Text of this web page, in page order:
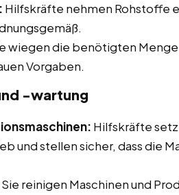
Hilfskräfte nehmen Rohstoffe
wiegen die benötigten
Vorgaben.
-wartung
Hilfskräfte
und stellen sicher, dass die
Sie reinigen Maschinen und